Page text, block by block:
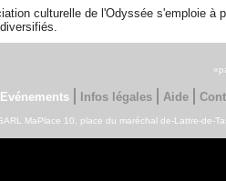
culturelle de l'Odyssée s'emploie à
Evénements Infos légales Aide
MaPlace 10, place du maréchal de-Lattre-de-